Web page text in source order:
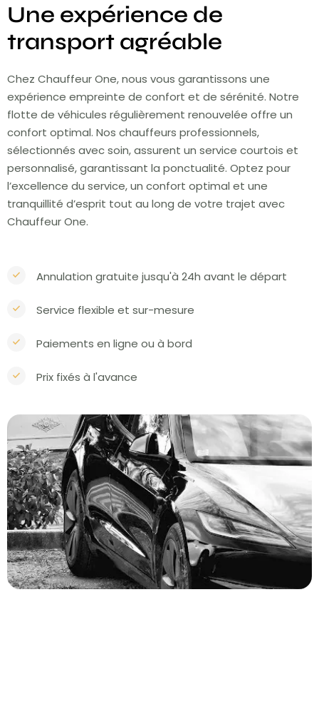
Une expérience de
transport agréable
Chez Chauffeur One, nous vous garantissons une
expérience empreinte de confort et de sérénité. Notre
flotte de véhicules régulièrement renouvelée offre un
confort optimal. Nos chauffeurs professionnels,
sélectionnés avec soin, assurent un service courtois et
personnalisé, garantissant la ponctualité. Optez pour
l’excellence du service, un confort optimal et une
tranquillité d’esprit tout au long de votre trajet avec
Chauffeur One.
Annulation gratuite jusqu'à 24h avant le départ
Service flexible et sur-mesure
Paiements en ligne ou à bord
Prix fixés à l'avance